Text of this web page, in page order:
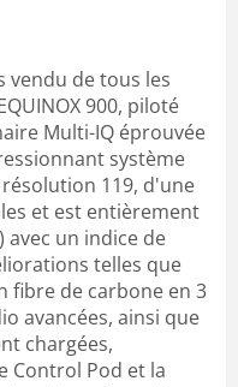
vendu de tous les
900, piloté
Multi-IQ éprouvée
système
119, d'une
et est entièrement
avec un indice de
telles que
fibre de carbone en 3
avancées, ainsi que
chargées,
Control Pod et la